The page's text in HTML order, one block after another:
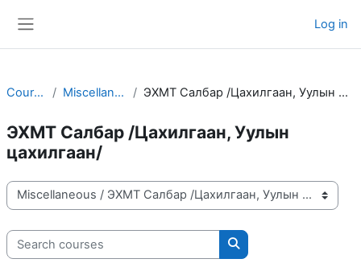
Log in
Courses Miscellaneous ЭХМТ Салбар /Цахилгаан, Уулын цахилгаан/
ЭХМТ Салбар /Цахилгаан, Уулын
цахилгаан/
Course categories
Search courses
Search courses